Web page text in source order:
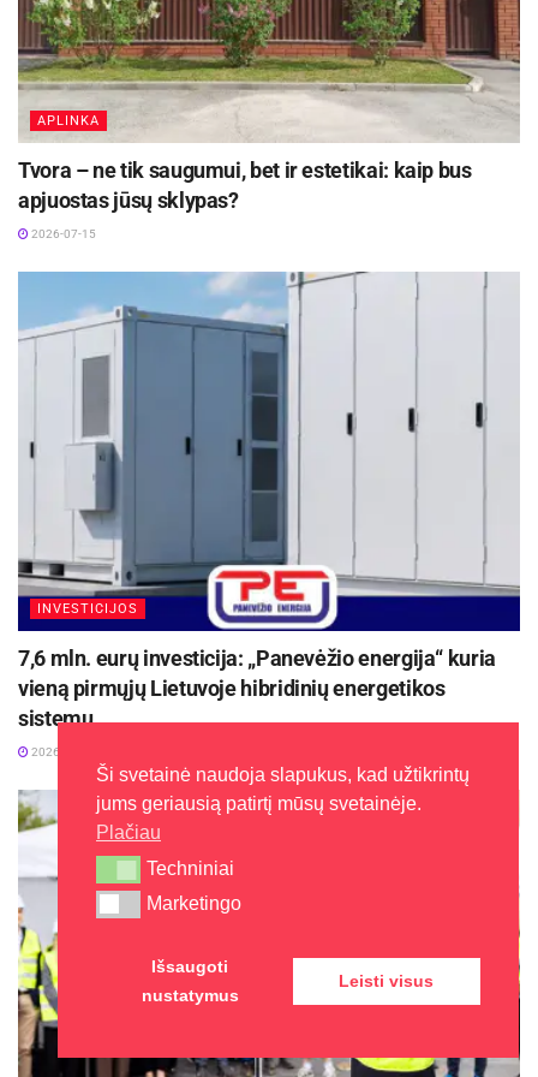
kviečia užsukti į svečius. Čia linksmų, judrių
kūrybinės saviraiškos mėgėjų laukia aktyvus
laisvalaikio praleidimas.
Indrė Lašinytė
APLINKA
Tvora – ne tik saugumui, bet ir estetikai: kaip bus
apjuostas jūsų sklypas?
2026-07-15
INVESTICIJOS
7,6 mln. eurų investicija: „Panevėžio energija“ kuria
vieną pirmųjų Lietuvoje hibridinių energetikos
sistemų
2026-06-25
Ši svetainė naudoja slapukus, kad užtikrintų
jums geriausią patirtį mūsų svetainėje.
Plačiau
Techniniai
Techniniai
Marketingo
Marketingo
Išsaugoti
nustatymus
Leisti visus